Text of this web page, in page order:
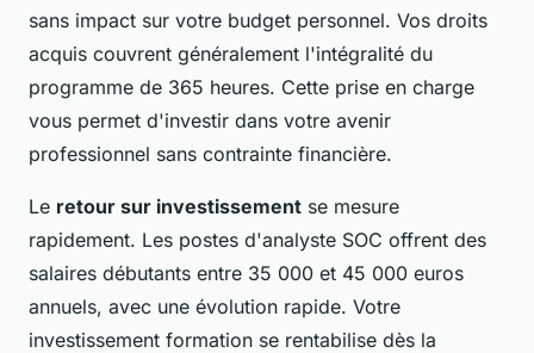
sans impact sur votre budget personnel. Vos droits
acquis couvrent généralement l'intégralité du
programme de 365 heures. Cette prise en charge
vous permet d'investir dans votre avenir
professionnel sans contrainte financière.
Le retour sur investissement se mesure
rapidement. Les postes d'analyste SOC offrent des
salaires débutants entre 35 000 et 45 000 euros
annuels, avec une évolution rapide. Votre
investissement formation se rentabilise dès la